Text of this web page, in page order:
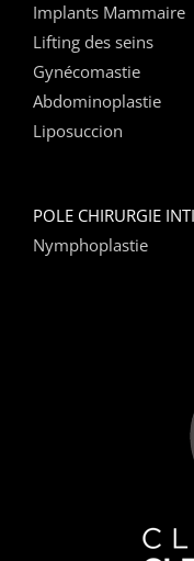
Implants Mammaire
Lifting des seins
Gynécomastie
Abdominoplastie
Liposuccion
POLE CHIRURGIE
Nymphoplastie